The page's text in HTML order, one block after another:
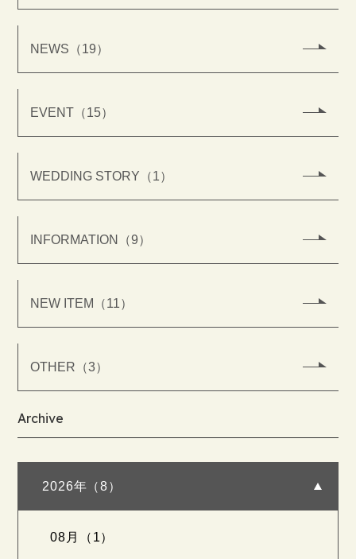
NEWS（19）
EVENT（15）
WEDDING STORY（1）
INFORMATION（9）
NEW ITEM（11）
OTHER（3）
Archive
2026年（8）
08月（1）